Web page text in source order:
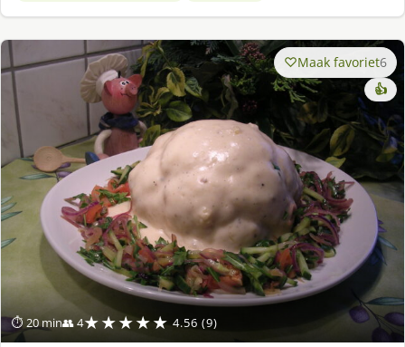
⏱ 20 min👥 4★★★★★ 4.56 (9)
Maak favoriet6
👍